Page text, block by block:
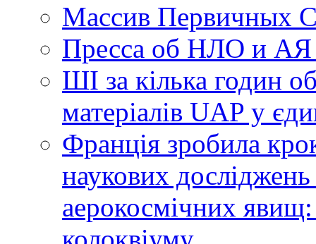
Массив Первичных
Пресса об НЛО и
ШІ за кілька годин
матеріалів UAP у
Франція зробила
наукових
аерокосмічних